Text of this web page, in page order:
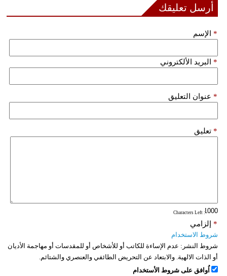
أرسل تعليقك
الإسم *
البريد الألكتروني *
عنوان التعليق *
تعليق *
: Characters Left
إلزامي *
شروط الاستخدام
شروط النشر: عدم الإساءة للكاتب أو للأشخاص أو للمقدسات أو مهاجمة الأديان
أو الذات الالهية. والابتعاد عن التحريض الطائفي والعنصري والشتائم.
اُوافق على شروط الأستخدام